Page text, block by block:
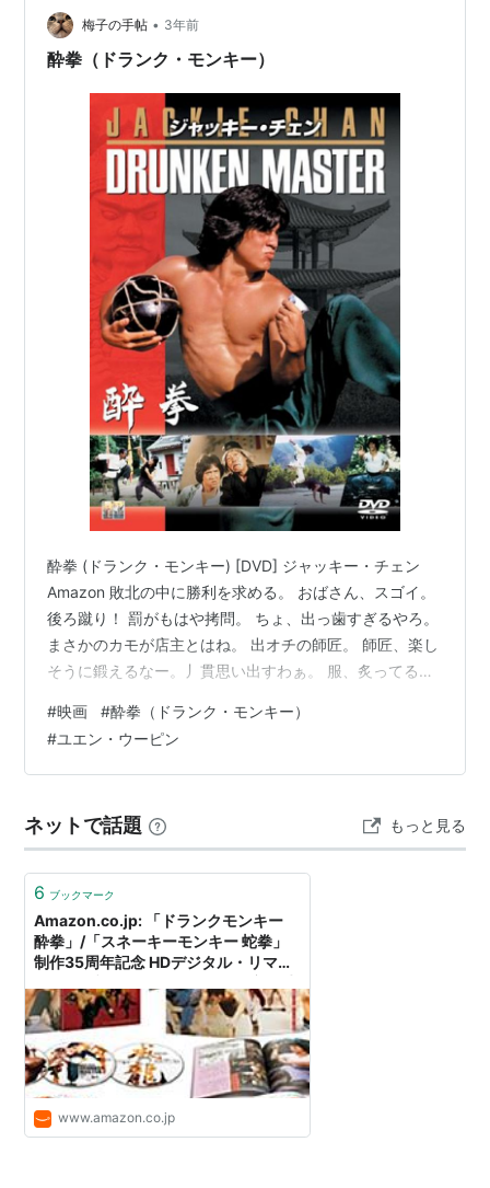
リウッド作品に参加している。
父親は
ン・チョンヤン
*2 がいる。
映画監督 カンフー映画
リスト::映画監督
蛇拳」「酔拳」の師匠役
チャリエンシリーズの武術指導
梅子の手帖 • 3年前
酔拳（ドランク・モンキー）
酔拳 (ドランク・モンキー) [DVD] ジャッキー・チェン
Amazon 敗北の中に勝利を求める。 おばさん、スゴイ。
後ろ蹴り！ 罰がもはや拷問。 ちょ、出っ歯すぎるやろ。
まさかのカモが店主とはね。 出オチの師匠。 師匠、楽し
そうに鍛えるなー。丿貫思い出すわぁ。 服、炙ってる。
説の水くみ修行！ 出てくるキャラもいちいち濃いなぁ。
まゆげー。 「酔っているようだが酔っておらん。」酔っ
払いの常套句。 秘伝の奥義、御朱印帳みたい。 最初っか
ごとくずーっとカンフーでしたわ。 濾州老窖（二曲）
50…
#映画 #酔拳（ドランク・モンキー）
#ユエン・ウーピン
ネットで話題 もっと見る
6 ブックマーク
Amazon.co.jp: 「ドランクモンキー
酔拳」/「スネーキーモンキー 蛇拳」
制作35周年記念 HDデジタル・リマス
産限定) [Blu-ray]: ユエン・ウーピン
(監督), ジャッキー・チェン (出演), ユ
エン・シャオティエン (出演), ウォ
ン・チェンリー (出演): DVD
www.amazon.co.jp